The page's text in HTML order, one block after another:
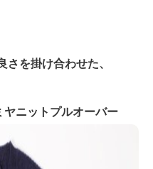
を掛け合わせた、
ニットプルオーバー